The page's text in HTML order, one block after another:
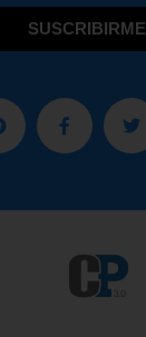
SUSCRIBIRME